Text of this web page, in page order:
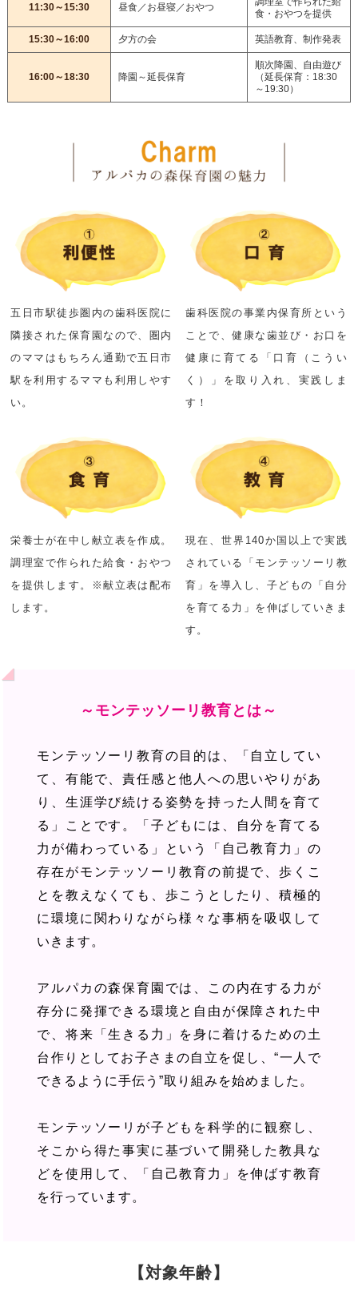
11:30～15:30 昼食／お昼寝／おやつ
食・おやつを提供
15:30～16:00 夕方の会 英語教育、制作発表
16:00～18:30 降園～延長保育
順次降園、自由遊び
（延長保育：18:30
～19:30）
五日市駅徒歩圏内の歯科医院に
隣接された保育園なので、圏内
のママはもちろん通勤で五日市
駅を利用するママも利用しやす
い。
歯科医院の事業内保育所という
ことで、健康な歯並び・お口を
健康に育てる「口育（こうい
く）」を取り入れ、実践しま
す！
栄養士が在中し献立表を作成。
調理室で作られた給食・おやつ
を提供します。※献立表は配布
します。
現在、世界140か国以上で実践
されている「モンテッソーリ教
育」を導入し、子どもの「自分
を育てる力」を伸ばしていきま
す。
～モンテッソーリ教育とは～
モンテッソーリ教育の目的は、「自立してい
て、有能で、責任感と他人への思いやりがあ
り、生涯学び続ける姿勢を持った人間を育て
る」ことです。「子どもには、自分を育てる
力が備わっている」という「自己教育力」の
存在がモンテッソーリ教育の前提で、歩くこ
とを教えなくても、歩こうとしたり、積極的
に環境に関わりながら様々な事柄を吸収して
いきます。
アルパカの森保育園では、この内在する力が
存分に発揮できる環境と自由が保障された中
で、将来「生きる力」を身に着けるための土
台作りとしてお子さまの自立を促し、“一人で
できるように手伝う”取り組みを始めました。
モンテッソーリが子どもを科学的に観察し、
そこから得た事実に基づいて開発した教具な
どを使用して、「自己教育力」を伸ばす教育
を行っています。
【対象年齢】